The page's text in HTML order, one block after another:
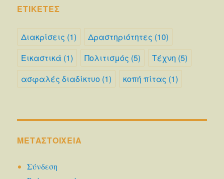
ΕΤΙΚΈΤΕΣ
Διακρίσεις (1) Δραστηριότητες (10)
Εικαστικά (1) Πολιτισμός (5) Τέχνη (5)
ασφαλές διαδίκτυο (1) κοπή πίτας (1)
ΜΕΤΑΣΤΟΙΧΕΊΑ
Σύνδεση